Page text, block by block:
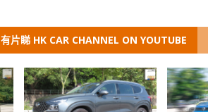
有片睇 HK CAR CHANNEL ON YOUTUBE